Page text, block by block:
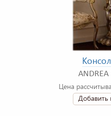
ANDREA
Цена
Добавить